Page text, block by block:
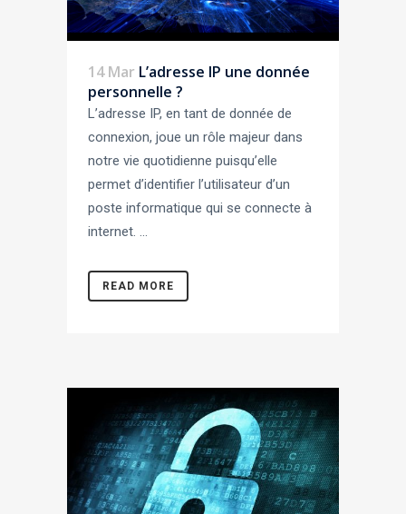
14 Mar L’adresse IP une donnée
personnelle ?
L’adresse IP, en tant de donnée de
connexion, joue un rôle majeur dans
notre vie quotidienne puisqu’elle
permet d’identifier l’utilisateur d’un
poste informatique qui se connecte à
internet. ...
READ MORE